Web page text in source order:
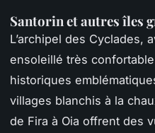
Santorin et autres îles
L’archipel des Cyclades,
ensoleillé très
historiques
villages blanchis à la
de Fira à Oia offrent des